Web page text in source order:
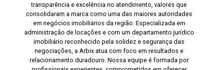
transparência e excelência no atendimento, valores que
consolidaram a marca como uma das maiores autoridades
em negócios imobiliários da região. Especializada em
administração de locações e com um departamento jurídico
imobiliário reconhecido pela solidez e segurança das
negociações, a Arbix atua com foco em resultados e
relacionamento duradouro. Nossa equipe é formada por